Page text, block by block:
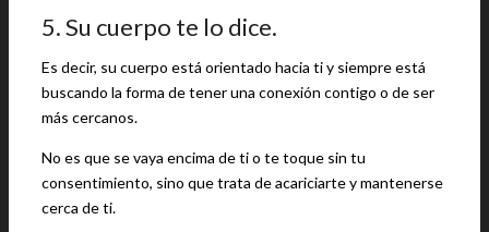
5. Su cuerpo te lo dice.
Es decir, su cuerpo está orientado hacia ti y siempre está
buscando la forma de tener una conexión contigo o de ser
más cercanos.
No es que se vaya encima de ti o te toque sin tu
consentimiento, sino que trata de acariciarte y mantenerse
cerca de ti.